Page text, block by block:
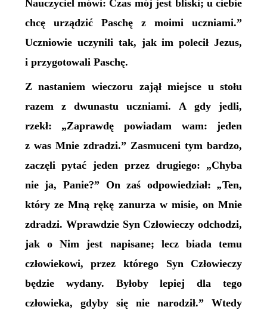
Nauczyciel mówi: Czas mój jest bliski; u ciebie
chcę urządzić Paschę z moimi uczniami.”
Uczniowie uczynili tak, jak im polecił Jezus,
i przygotowali Paschę.
Z nastaniem wieczoru zajął miejsce u stołu
razem z dwunastu uczniami. A gdy jedli,
rzekł: „Zaprawdę powiadam wam: jeden
z was Mnie zdradzi.” Zasmuceni tym bardzo,
zaczęli pytać jeden przez drugiego: „Chyba
nie ja, Panie?” On zaś odpowiedział: „Ten,
który ze Mną rękę zanurza w misie, on Mnie
zdradzi. Wprawdzie Syn Człowieczy odchodzi,
jak o Nim jest napisane; lecz biada temu
człowiekowi, przez którego Syn Człowieczy
będzie wydany. Byłoby lepiej dla tego
człowieka, gdyby się nie narodził.” Wtedy